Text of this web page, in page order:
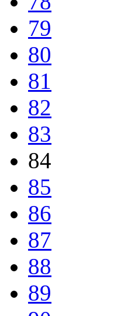
79
80
81
82
83
84
85
86
87
88
89